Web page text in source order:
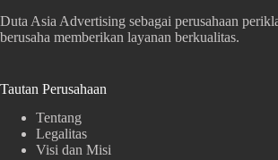
Duta Asia Advertising sebagai perusahaan
berusaha memberikan layanan berkualitas.
Tautan Perusahaan
Tentang
Legalitas
Visi dan Misi